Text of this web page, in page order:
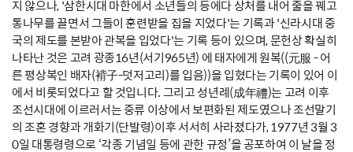
지 않으나, '삼한시대 마한에서 소년들의 등에다 상처를 내어 줄을 꿰고
통나무를 끌면서 그들이 훈련받을 집을 지었다'는 기록과 '신라시대 중
국의 제도를 본받아 관복을 입었다'는 기록 등이 있으며, 문헌상 확실히
나타난 것은 고려 광종16년(서기965년) 에 태자에게 원복((元服 - 어
른 평상복인 배자(褙子-덧저고리)를 입음))을 입혔다는 기록이 있어 이
에서 비롯되었다고 할 것입니다. 그리고 성년례(成年禮)는 고려 이후
조선시대에 이르러서는 중류 이상에서 보편화된 제도였으나 조선말기
의 조혼 경향과 개화기(단발령)이후 서서히 사라졌다가, 1977년 3월 3
0일 대통령령으로 ‘각종 기념일 등에 관한 규정’을 공포하여 이 날을 정